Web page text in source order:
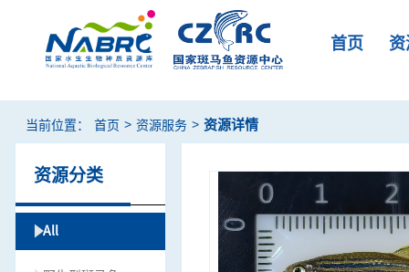
首页
当前位置： 首页 > 资源服务 > 资源详情
资源分类
All